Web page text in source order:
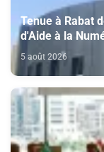
Tenue à Rabat
d'Aide à la
Création des
2026
5 août 2026